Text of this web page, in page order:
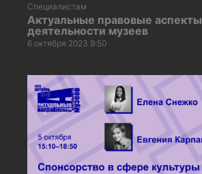
Специалистам
Актуальные правовые аспекты
деятельности музеев
6 октября 2023 9:50